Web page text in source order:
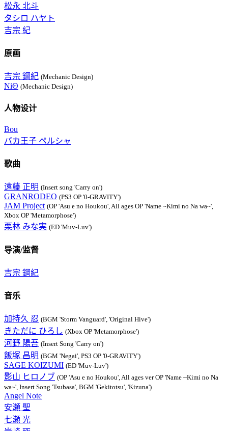
松永 北斗
タシロ ハヤト
吉宗 紀
原画
吉宗 鋼紀 (Mechanic Design)
NiΘ (Mechanic Design)
人物设计
Bou
バカ王子 ペルシャ
歌曲
遠藤 正明 (Insert song 'Carry on')
GRANRODEO (PS3 OP '0-GRAVITY')
JAM Project (OP 'Asu e no Houkou', All ages OP 'Name ~Kimi no Na wa~',
Xbox OP 'Metamorphose')
栗林 みな実 (ED 'Muv-Luv')
导演/监督
吉宗 鋼紀
音乐
加持久 忍 (BGM 'Storm Vanguard', 'Original Hive')
きただに ひろし (Xbox OP 'Metamorphose')
河野 陽吾 (Insert Song 'Carry on')
飯塚 昌明 (BGM 'Negai', PS3 OP '0-GRAVITY')
SAGE KOIZUMI (ED 'Muv-Luv')
影山 ヒロノブ (OP 'Asu e no Houkou', All ages ver OP 'Name ~Kimi no Na
wa~', Insert Song 'Tsubasa', BGM 'Gekitotsu', 'Kizuna')
Angel Note
安瀬 聖
七瀬 光